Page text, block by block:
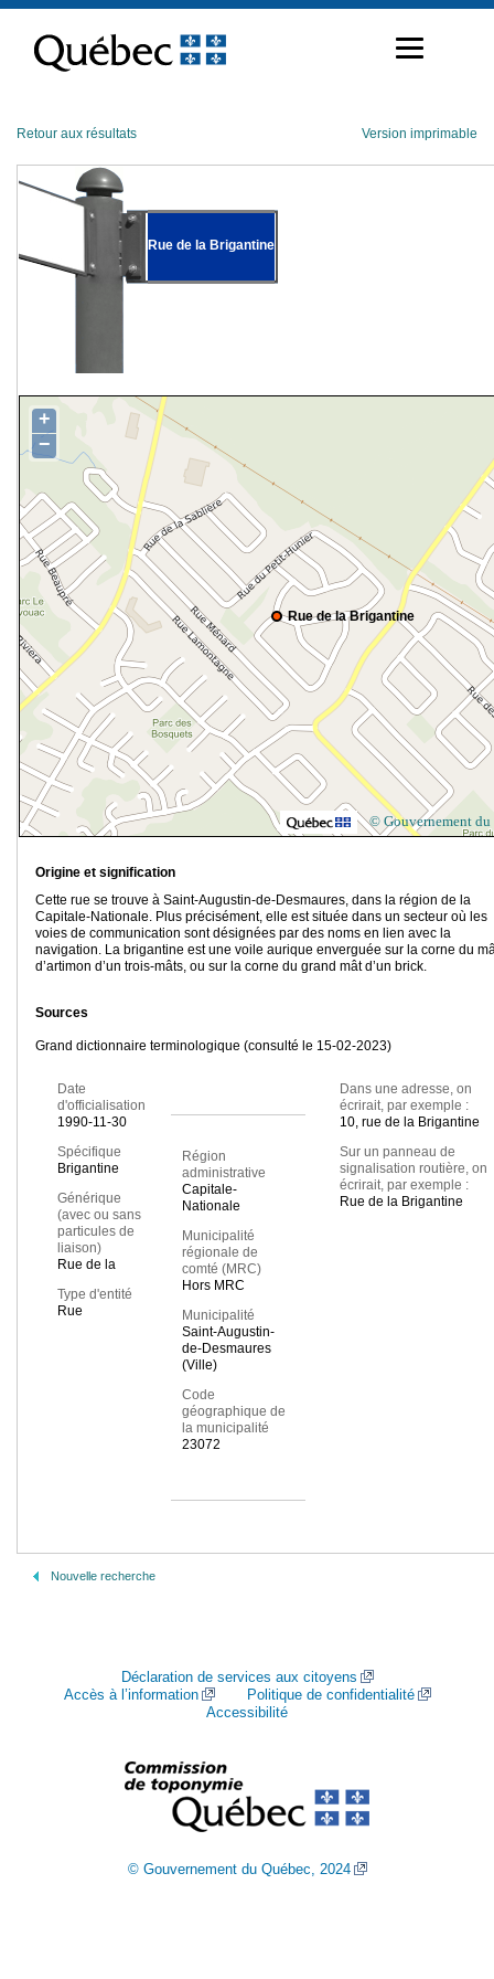
contenu
Retour aux résultats Version imprimable
Rue de la Brigantine
Rue de la Brigantine
+
−
© Gouvernement du
Origine et signification
Cette rue se trouve à Saint-Augustin-de-Desmaures, dans la région de la
Capitale-Nationale. Plus précisément, elle est située dans un secteur où les
voies de communication sont désignées par des noms en lien avec la
navigation. La brigantine est une voile aurique enverguée sur la corne du
d’artimon d’un trois-mâts, ou sur la corne du grand mât d’un brick.
Sources
Grand dictionnaire terminologique (consulté le 15-02-2023)
Date
d'officialisation
1990-11-30
Spécifique
Brigantine
Générique
(avec ou sans
particules de
liaison)
Rue de la
Type d'entité
Rue
Région
administrative
Capitale-
Nationale
Municipalité
régionale de
comté (MRC)
Hors MRC
Municipalité
Saint-Augustin-
de-Desmaures
(Ville)
Code
géographique de
la municipalité
23072
Dans une adresse, on
écrirait, par exemple :
10, rue de la Brigantine
Sur un panneau de
signalisation routière, on
écrirait, par exemple :
Rue de la Brigantine
Nouvelle recherche
Déclaration de services aux citoyens
Accès à l’information
Politique de confidentialité
Accessibilité
© Gouvernement du Québec, 2024